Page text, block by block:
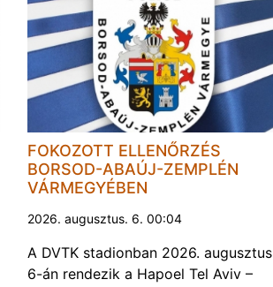
FOKOZOTT ELLENŐRZÉS
BORSOD-ABAÚJ-ZEMPLÉN
VÁRMEGYÉBEN
2026. augusztus. 6. 00:04
A DVTK stadionban 2026. augusztus
6-án rendezik a Hapoel Tel Aviv –